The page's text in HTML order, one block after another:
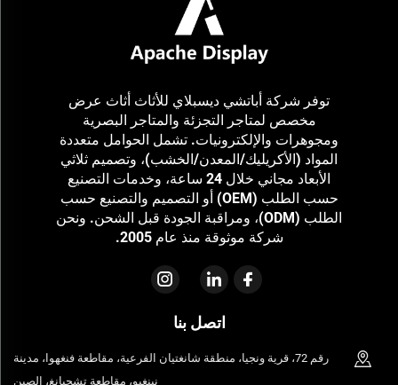
توفر شركة أباتشي ديسبلاي للأثاث أثاث عرض
مخصص لمتاجر التجزئة والمتاجر البصرية
ومجوهرات والإلكترونيات. تشمل الحوامل متعددة
المواد (الأكريليك/المعدن/الخشب)، وتصميم ثلاثي
الأبعاد مجاني خلال 24 ساعة، وخدمات التصنيع
حسب الطلب (OEM) أو التصميم والتصنيع حسب
الطلب (ODM)، ومراقبة الجودة قبل الشحن. ونحن
شركة موثوقة منذ عام 2005.
اتصل بنا
رقم 72، قرية ونجيا، منطقة شانغتيان الفرعية، مقاطعة فنغهوا، مدينة
نينغبو، مقاطعة تشجيانغ، الصين